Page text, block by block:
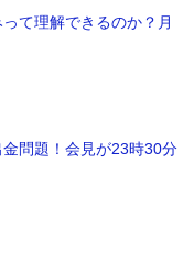
て理解できるのか？月
問題！会見が23時30分